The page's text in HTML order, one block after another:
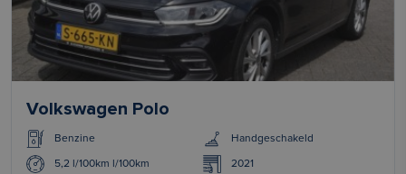
Volkswagen Polo
Benzine Handgeschakeld
5,2 l/100km l/100km 2021